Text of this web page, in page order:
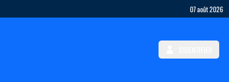
07 août 2026